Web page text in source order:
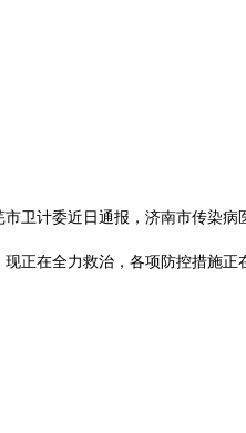
卫计委近日通报，济南市传染病
正在全力救治，各项防控措施